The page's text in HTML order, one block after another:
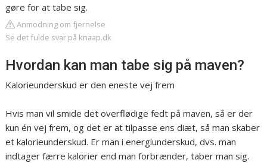
gøre for at tabe sig.
Anmodning om fjernelse
Se det fulde svar på knaap.dk
Hvordan kan man tabe sig på maven?
Kalorieunderskud er den eneste vej frem
Hvis man vil smide det overflødige fedt på maven, så er der
kun én vej frem, og det er at tilpasse ens diæt, så man skaber
et kalorieunderskud. Er man i energiunderskud, dvs. man
indtager færre kalorier end man forbrænder, taber man sig.